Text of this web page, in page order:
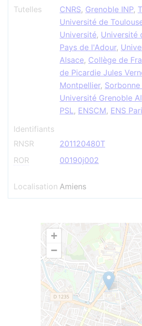
Tutelles
CNRS, Grenoble INP,
Université de
Université, Université
Pays de l'Adour,
Alsace, Collège de
de Picardie Jules
Montpellier,
Université Grenoble
PSL, ENSCM, ENS
Identifiants
RNSR
201120480T
ROR
00190j002
Localisation Amiens
+
−